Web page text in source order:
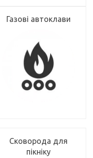
Газові автоклави
Сковорода для
пікніку